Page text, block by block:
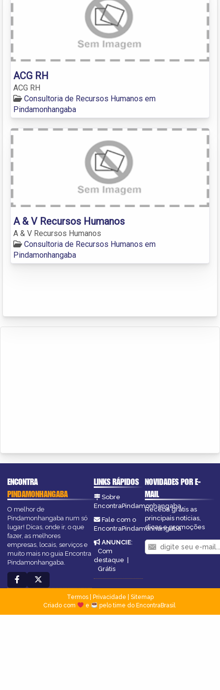
ACG RH
ACG RH
Consultoria de Recursos Humanos em
Pindamonhangaba
A & V Recursos Humanos
A & V Recursos Humanos
Consultoria de Recursos Humanos em
Pindamonhangaba
ENCONTRA
PINDAMONHANGABA
O melhor de
Pindamonhangaba num só
lugar! Dicas, onde ir, o que
fazer, as melhores
empresas, locais, serviços e
muito mais no guia Encontra
Pindamonhangaba.
LINKS RÁPIDOS
Sobre
EncontraPindamonhangaba
Fale com o
EncontraPindamonhangaba
ANUNCIE:
Com
destaque |
Grátis
NOVIDADES POR E-
MAIL
Receba grátis as
principais notícias,
dicas e promoções
Termos| Privacidade
Sitemap
Criado com
e pelo time do EncontraBrasil